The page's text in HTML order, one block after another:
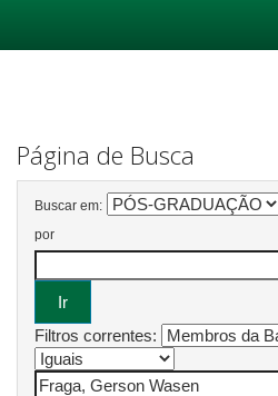
Página de Busca
Buscar em:
por
Filtros correntes: